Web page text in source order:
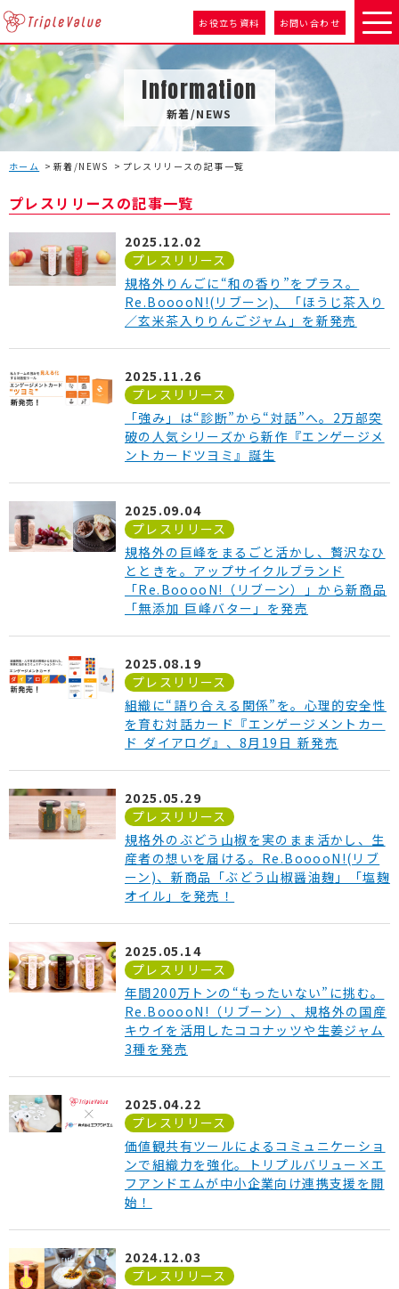
お役立ち資料 お問い合わせ
Information
新着/NEWS
ホーム 新着/NEWS プレスリリースの記事一覧
プレスリリースの記事一覧
2025.12.02
プレスリリース
規格外りんごに“和の香り”をプラス。
Re.BooooN!(リブーン)、「ほうじ茶入り
／玄米茶入りりんごジャム」を新発売
2025.11.26
プレスリリース
「強み」は“診断”から“対話”へ。2万部突
破の人気シリーズから新作『エンゲージメ
ントカードツヨミ』誕生
2025.09.04
プレスリリース
規格外の巨峰をまるごと活かし、贅沢なひ
とときを。アップサイクルブランド
「Re.BooooN!（リブーン）」から新商品
「無添加 巨峰バター」を発売
2025.08.19
プレスリリース
組織に“語り合える関係”を。心理的安全性
を育む対話カード『エンゲージメントカー
ド ダイアログ』、8月19日 新発売
2025.05.29
プレスリリース
規格外のぶどう山椒を実のまま活かし、生
産者の想いを届ける。Re.BooooN!(リブ
ーン)、新商品「ぶどう山椒醤油麹」「塩麹
オイル」を発売！
2025.05.14
プレスリリース
年間200万トンの“もったいない”に挑む。
Re.BooooN!（リブーン）、規格外の国産
キウイを活用したココナッツや生姜ジャム
3種を発売
2025.04.22
プレスリリース
価値観共有ツールによるコミュニケーショ
ンで組織力を強化。トリプルバリュー×エ
フアンドエムが中小企業向け連携支援を開
始！
2024.12.03
プレスリリース